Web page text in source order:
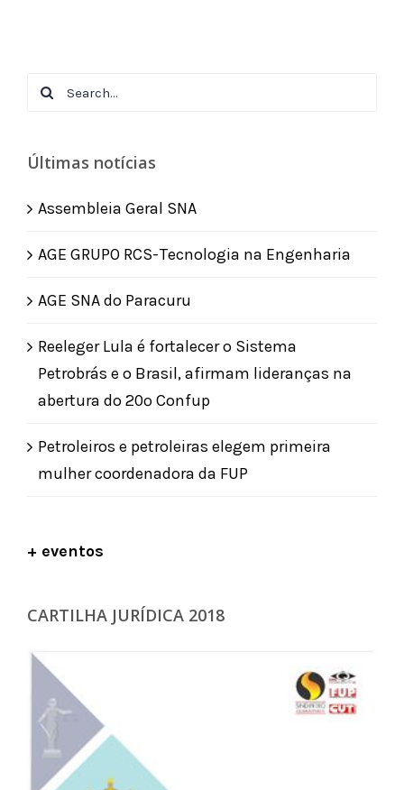
Search
Últimas notícias
Assembleia Geral SNA
AGE GRUPO RCS-Tecnologia na Engenharia
AGE SNA do Paracuru
Reeleger Lula é fortalecer o Sistema
Petrobrás e o Brasil, afirmam lideranças na
abertura do 20º Confup
Petroleiros e petroleiras elegem primeira
mulher coordenadora da FUP
+ eventos
CARTILHA JURÍDICA 2018